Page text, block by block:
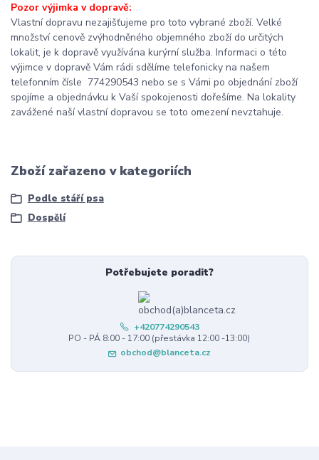
Pozor výjimka v dopravě:
Vlastní dopravu nezajišťujeme pro toto vybrané zboží. Velké
množství cenově zvýhodněného objemného zboží do určitých
lokalit, je k dopravě využívána kurýrní služba. Informaci o této
výjimce v dopravě Vám rádi sdělíme telefonicky na našem
telefonním čísle 774290543 nebo se s Vámi po objednání zboží
spojíme a objednávku k Vaší spokojenosti dořešíme. Na lokality
zavážené naší vlastní dopravou se toto omezení nevztahuje.
Zboží zařazeno v kategoriích
Podle stáří psa
Dospělí
Potřebujete poradit?
+420774290543
PO - PÁ 8:00 - 17:00 (přestávka 12:00 -13:00)
obchod@blanceta.cz